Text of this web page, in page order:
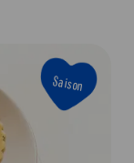
Saison